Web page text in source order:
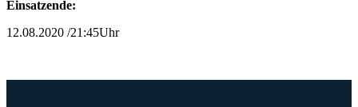
Einsatzende:
12.08.2020 /21:45Uhr